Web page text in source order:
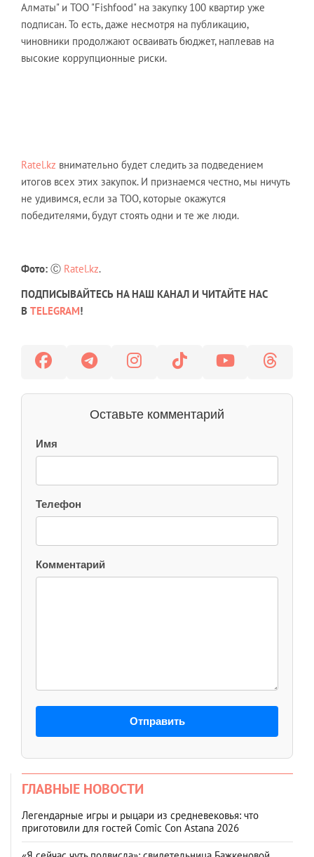
Алматы" и ТОО "Fishfood" на закупку 100 квартир уже
подписан. То есть, даже несмотря на публикацию,
чиновники продолжают осваивать бюджет, наплевав на
высокие коррупционные риски.
Ratel.kz внимательно будет следить за подведением
итогов всех этих закупок. И признаемся честно, мы ничуть
не удивимся, если за ТОО, которые окажутся
победителями, будут стоять одни и те же люди.
Фото: Ⓒ Ratel.kz.
ПОДПИСЫВАЙТЕСЬ НА НАШ КАНАЛ И ЧИТАЙТЕ НАС
В TELEGRAM!
Оставьте комментарий
Имя
Телефон
Комментарий
Отправить
ГЛАВНЫЕ НОВОСТИ
Легендарные игры и рыцари из средневековья: что
приготовили для гостей Comic Con Astana 2026